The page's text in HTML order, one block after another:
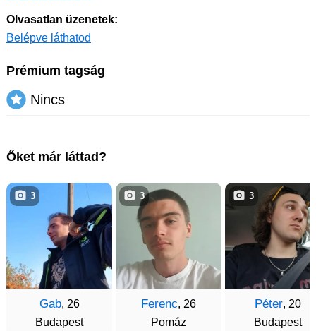
Olvasatlan üzenetek:
Belépve láthatod
Prémium tagság
Nincs
Őket már láttad?
Gab, 26
Budapest
3
Ferenc, 26
Pomáz
3
Péter, 20
Budapest
3